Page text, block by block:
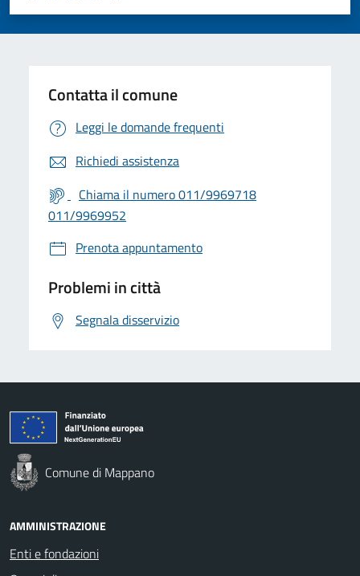
Valuta 5 stelle su 5
Valuta 4 stelle su 5
Valuta 3 stelle su 5
Valuta 2 stelle su 5
Valuta 1 stelle su 5
Contatta il comune
Leggi le domande frequenti
Richiedi assistenza
Chiama il numero 011/9969718
011/9969952
Prenota appuntamento
Problemi in città
Segnala disservizio
Comune di Mappano
AMMINISTRAZIONE
Enti e fondazioni